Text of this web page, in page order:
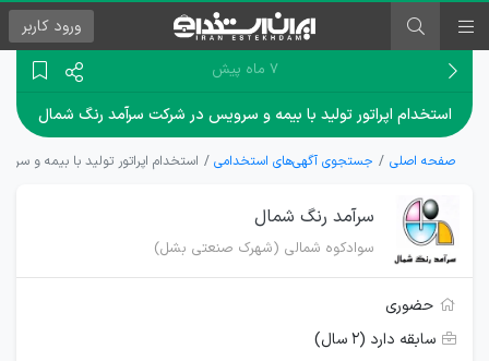
ورود کاربر
۷ ماه پیش
استخدام اپراتور تولید با بیمه و سرویس در شرکت سرآمد رنگ شمال
صفحه اصلی جستجوی آگهی‌های استخدامی استخدام اپراتور تولید با بیمه و
سرآمد رنگ شمال
سوادکوه شمالی (شهرک صنعتی بشل)
حضوری
سابقه دارد (۲ سال)